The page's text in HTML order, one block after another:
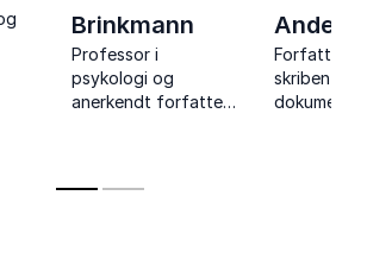
Brinkmann
Professor i
psykologi og
anerkendt forfatter
at stå fast i en
Forfatter,
skribent og